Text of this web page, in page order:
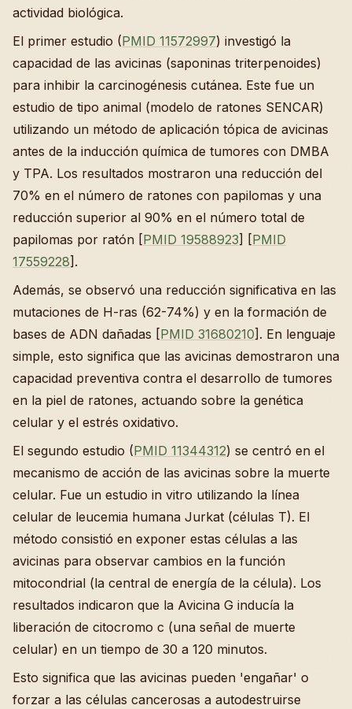
actividad biológica.
El primer estudio (PMID 11572997) investigó la
capacidad de las avicinas (saponinas triterpenoides)
para inhibir la carcinogénesis cutánea. Este fue un
estudio de tipo animal (modelo de ratones SENCAR)
utilizando un método de aplicación tópica de avicinas
antes de la inducción química de tumores con DMBA
y TPA. Los resultados mostraron una reducción del
70% en el número de ratones con papilomas y una
reducción superior al 90% en el número total de
papilomas por ratón [PMID 19588923] [PMID
17559228].
Además, se observó una reducción significativa en las
mutaciones de H-ras (62-74%) y en la formación de
bases de ADN dañadas [PMID 31680210]. En lenguaje
simple, esto significa que las avicinas demostraron una
capacidad preventiva contra el desarrollo de tumores
en la piel de ratones, actuando sobre la genética
celular y el estrés oxidativo.
El segundo estudio (PMID 11344312) se centró en el
mecanismo de acción de las avicinas sobre la muerte
celular. Fue un estudio in vitro utilizando la línea
celular de leucemia humana Jurkat (células T). El
método consistió en exponer estas células a las
avicinas para observar cambios en la función
mitocondrial (la central de energía de la célula). Los
resultados indicaron que la Avicina G inducía la
liberación de citocromo c (una señal de muerte
celular) en un tiempo de 30 a 120 minutos.
Esto significa que las avicinas pueden 'engañar' o
forzar a las células cancerosas a autodestruirse